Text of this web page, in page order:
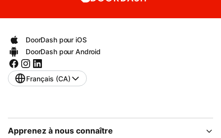
DoorDash pour iOS
DoorDash pour Android
Français (CA)
Apprenez à nous connaître